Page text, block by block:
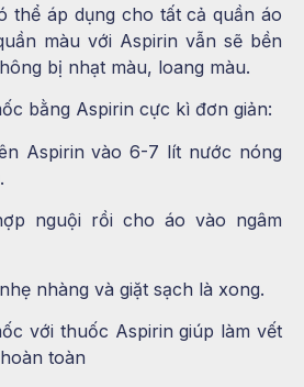
thể áp dụng cho tất cả quần áo
màu với Aspirin vẫn sẽ bền
bị nhạt màu, loang màu.
bằng Aspirin cực kì đơn giản:
Aspirin vào 6-7 lít nước nóng
nguội rồi cho áo vào ngâm
nhàng và giặt sạch là xong.
với thuốc Aspirin giúp làm vết
toàn